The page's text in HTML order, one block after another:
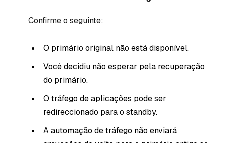
Confirme o seguinte:
O primário original não está disponível.
Você decidiu não esperar pela recuperação
do primário.
O tráfego de aplicações pode ser
redireccionado para o standby.
A automação de tráfego não enviará